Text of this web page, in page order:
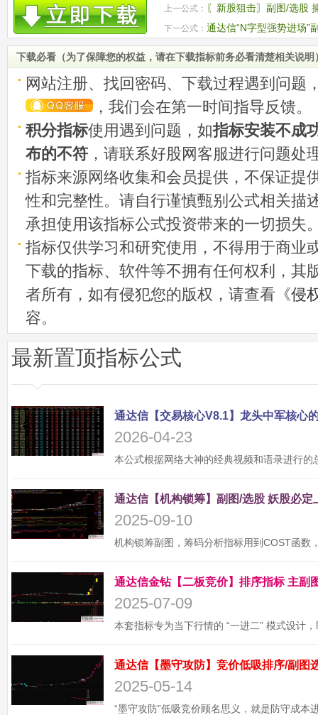
上一公式： 〖新股狙击〗副图/选股
置时的买入机会
下一公式： 通达信“N字型强势进场”
下载必看（为了保障您的权益，请在下载指标前务必看清楚相关说明
网站注册、找回密码、下载过程遇到问题
，我们会在第一时间指导反馈。
积分指标使用遇到问题，如指标安装不成
布的不符 ，请联系好股网客服进行问题处
指标来源网络收集和会员提供，不保证提
性和完整性。请自行谨慎甄别公式相关描
承担使用该指标公式投资带来的一切损失
指标仅供学习和研究使用，不得用于商业
下载的指标、软件等不拥有任何权利，其
者所有，如有侵犯您的版权，请查看《侵
容。
最新置顶指标公式
2026-04-23
2025-09-10
2025-07-09
2025-05-14